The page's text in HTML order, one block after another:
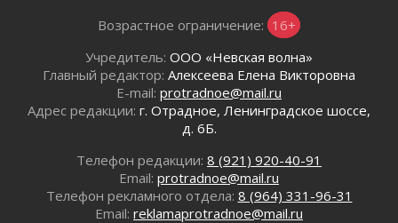
02 августа 2026
Километровые столбы «Дороги жизни»
отправили на реставрацию
02 августа 2026
Ленобласть внедрила передовую подготовку
В Ивангороде появилась «Избушка-
воробушка»
02 августа 2026
Возрастное ограничение: 16+
Учредитель: ООО «Невская волна»
Главный редактор: Алексеева Елена Викторовна
E-mail: protradnoe@mail.ru
Адрес редакции: г. Отрадное, Ленинградское шоссе,
д. 6Б.
Телефон редакции: 8 (921) 920-40-91
Email: protradnoe@mail.ru
Телефон рекламного отдела: 8 (964) 331-96-31
Email: reklamaprotradnoe@mail.ru